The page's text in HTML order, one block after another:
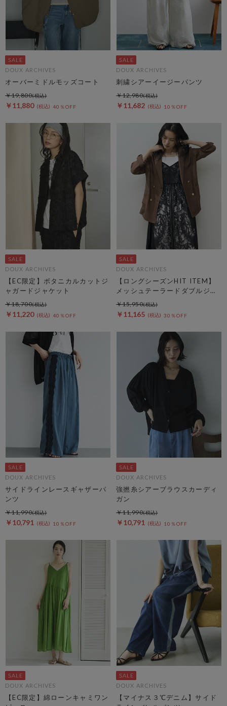
DOUX ARCHIVES
オーバーミドルモッズコート
￥11,880 40％OFF
￥19,800
DOUX ARCHIVES
刺繍シアーイージーパンツ
￥11,682 10％OFF
￥12,980
DOUX ARCHIVES
【EC限定】ボタニカルカットジ
ャガードジャケット
￥11,220 40％OFF
￥18,700
DOUX ARCHIVES
【ロングシーズンHIT ITEM】
メッシュテーラードダブルジャ
ケット
￥11,165 30％OFF
￥15,950
DOUX ARCHIVES
サイドラインレースギャザーパ
ンツ
￥10,791 10％OFF
￥11,990
DOUX ARCHIVES
強撚糸シアーブラウスカーディ
ガン
￥10,791 10％OFF
￥11,990
DOUX ARCHIVES
【EC限定】綿ローンキャミワン
DOUX ARCHIVES
【マイナス３℃デニム】サイド